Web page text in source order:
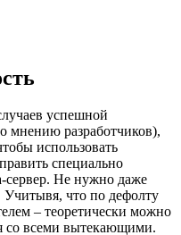
успешной
мнению разработчиков),
использовать
специально
сервер. Не нужно даже
Учитывя, что по дефолту
– теоретически можно
со всеми вытекающими.